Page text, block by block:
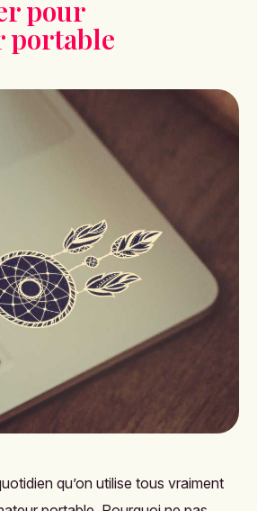
pour
portable
qu’on utilise tous vraiment